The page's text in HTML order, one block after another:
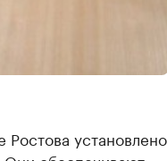
установлено